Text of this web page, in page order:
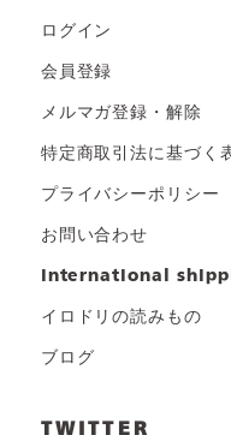
ログイン
会員登録
メルマガ登録・解除
特定商取引法に基づく
プライバシーポリシー
お問い合わせ
international
イロドリの読みもの
ブログ
TWITTER